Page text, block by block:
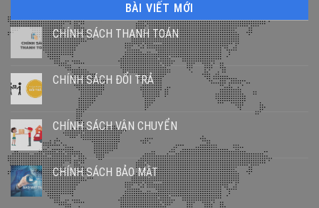
BÀI VIẾT MỚI
CHÍNH SÁCH THANH TOÁN
CHÍNH SÁCH ĐỔI TRẢ
CHÍNH SÁCH VẬN CHUYỂN
CHÍNH SÁCH BẢO MẬT